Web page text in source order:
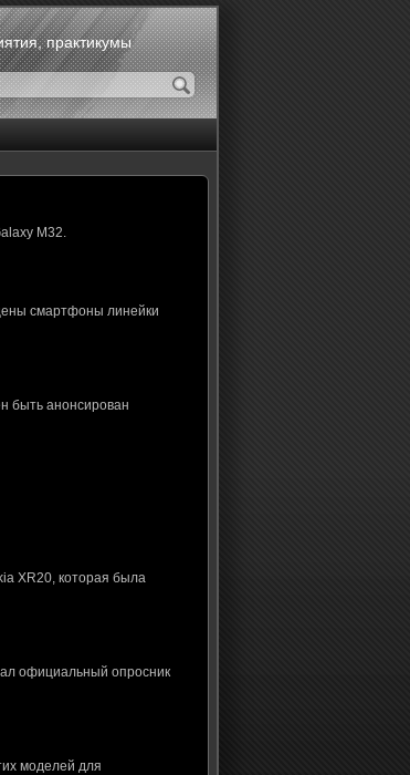
практикумы
M32.
смартфоны линейки
быть анонсирован
XR20, которая была
официальный опросник
моделей для